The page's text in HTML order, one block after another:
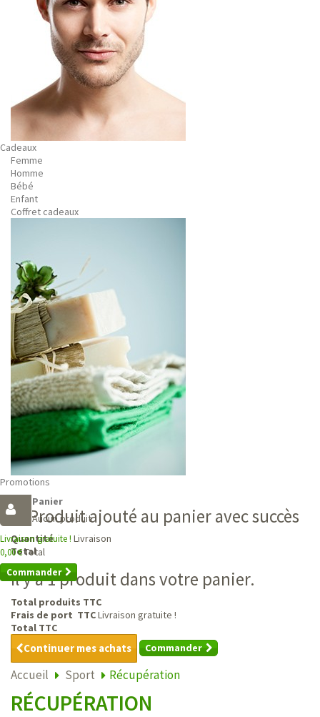
Cadeaux
Femme
Homme
Bébé
Enfant
Coffret cadeaux
Promotions
Panier
Aucun produit
Livraison gratuite ! Livraison
0,00 €Total
Commander
Produit ajouté au panier avec succès
Quantité
Total
Il y a 1 produit dans votre panier.
Total produits TTC
Frais de port TTCLivraison gratuite !
Total TTC
Continuer mes achats Commander
Accueil Sport Récupération
RÉCUPÉRATION